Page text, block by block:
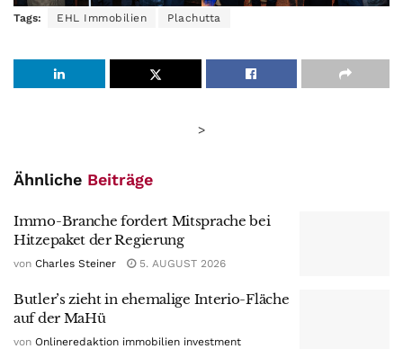
Tags: EHL Immobilien Plachutta
>
Ähnliche Beiträge
Immo-Branche fordert Mitsprache bei
Hitzepaket der Regierung
von Charles Steiner 5. AUGUST 2026
Butler’s zieht in ehemalige Interio-Fläche
auf der MaHü
von Onlineredaktion immobilien investment